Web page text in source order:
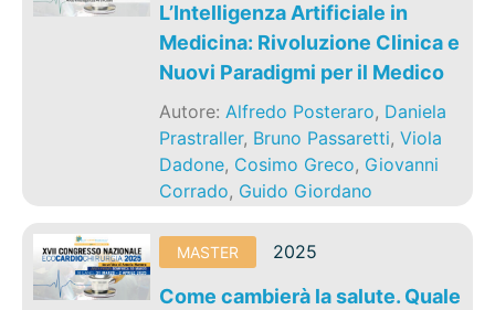
L’Intelligenza Artificiale in
Medicina: Rivoluzione Clinica e
Nuovi Paradigmi per il Medico
Autore:Alfredo Posteraro, Daniela
Prastraller, Bruno Passaretti,Viola
Dadone, Cosimo Greco, Giovanni
Corrado, Guido Giordano
MASTER 2025
Come cambierà la salute. Quale